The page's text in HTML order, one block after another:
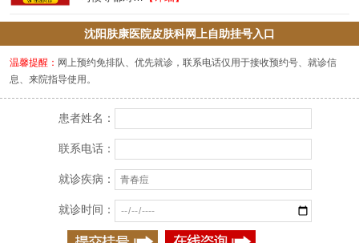
沈阳肤康医院皮肤科网上自助挂号入口
温馨提醒： 网上预约免排队、优先就诊，联系电话仅用于接收预约号、就诊信
息、来院指导使用。
患者姓名：
联系电话：
就诊疾病：
就诊时间：